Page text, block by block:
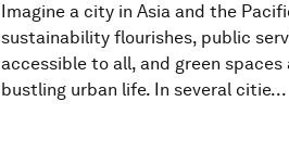
Imagine a city in Asia and the
sustainability flourishes, public
accessible to all, and green spaces
bustling urban life. In several citie...